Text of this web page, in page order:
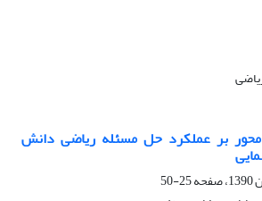
بر عملکرد حل مسئله ریاضی دانش
25-50